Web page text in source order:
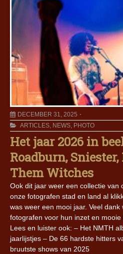
DECEMBER 31, 2025
ARTICLES, NEWS, PHOTO
Het jaar 2026 in
Roadburn,
Them Witches
Ook dit jaar weer een collectie van
onze fotografen stad en land al
was weer een mooi jaar. Veel
fotografen voor hun inzet en
Lees en luister ook: – Het NMTH
jaarlijstjes – De 66 hardste hitters
bruutste shows van 2025